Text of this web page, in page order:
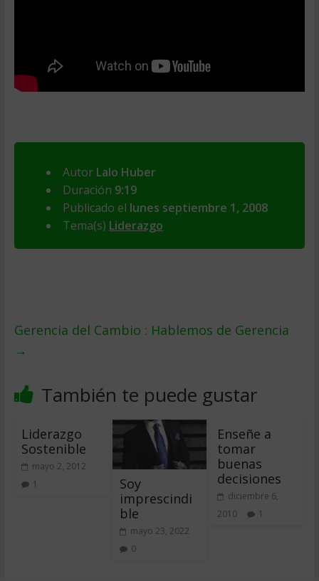
Autor Lalo Huber
Duración 9:19
Publicado el lunes septiembre 1, 2008
Tema(s) Liderazgo
Gerencia del Cambio : Hablemos de Gerencia
→
También te puede gustar
Liderazgo
Sostenible
mayo 2, 2012
1
Soy
imprescindi
ble
mayo 23, 2022
0
Enseñe a
tomar
buenas
decisiones
diciembre 6,
2010
1